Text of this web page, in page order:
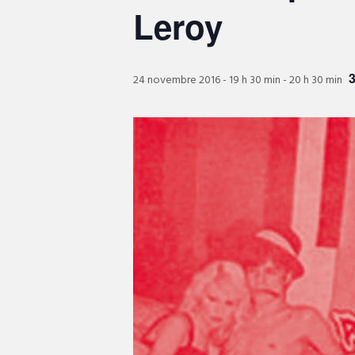
Leroy
24 novembre 2016 - 19 h 30 min-20 h 30 min